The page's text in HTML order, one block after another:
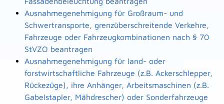
Ausnahmegenehmigung für Großraum- und
Schwertransporte, grenzüberschreitende Verkehre,
Fahrzeuge oder Fahrzeugkombinationen nach § 70
StVZO beantragen
Ausnahmegenehmigung für land- oder
forstwirtschaftliche Fahrzeuge (z.B. Ackerschlepper,
Rückezüge), ihre Anhänger, Arbeitsmaschinen (z.B.
Gabelstapler, Mähdrescher) oder Sonderfahrzeuge